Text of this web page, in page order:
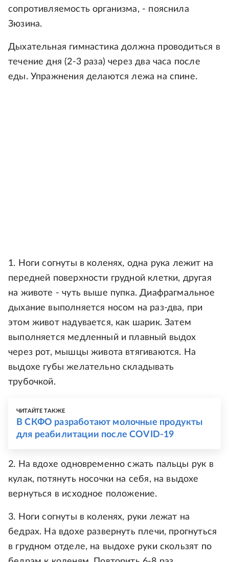
сопротивляемость организма, - пояснила
Зюзина.
Дыхательная гимнастика должна проводиться в
течение дня (2-3 раза) через два часа после
еды. Упражнения делаются лежа на спине.
1. Ноги согнуты в коленях, одна рука лежит на
передней поверхности грудной клетки, другая
на животе - чуть выше пупка. Диафрагмальное
дыхание выполняется носом на раз-два, при
этом живот надувается, как шарик. Затем
выполняется медленный и плавный выдох
через рот, мышцы живота втягиваются. На
выдохе губы желательно складывать
трубочкой.
ЧИТАЙТЕ ТАКЖЕ
В СКФО разработают молочные продукты
для реабилитации после COVID-19
2. На вдохе одновременно сжать пальцы рук в
кулак, потянуть носочки на себя, на выдохе
вернуться в исходное положение.
3. Ноги согнуты в коленях, руки лежат на
бедрах. На вдохе развернуть плечи, прогнуться
в грудном отделе, на выдохе руки скользят по